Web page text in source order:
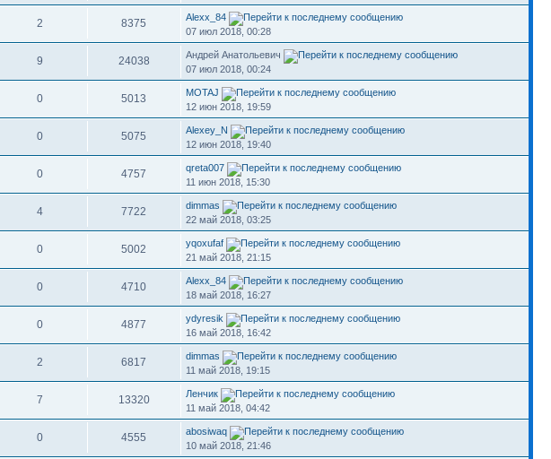
2 8375
Alexx_84
07 июл 2018, 00:28
9 24038
Андрей Анатольевич
07 июл 2018, 00:24
0 5013
MOTAJ
12 июн 2018, 19:59
0 5075
Alexey_N
12 июн 2018, 19:40
0 4757
qreta007
11 июн 2018, 15:30
4 7722
dimmas
22 май 2018, 03:25
0 5002
yqoxufaf
21 май 2018, 21:15
0 4710
Alexx_84
18 май 2018, 16:27
0 4877
ydyresik
16 май 2018, 16:42
2 6817
dimmas
11 май 2018, 19:15
7 13320
Ленчик
11 май 2018, 04:42
0 4555
abosiwaq
10 май 2018, 21:46